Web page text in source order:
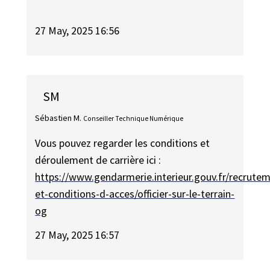
27 May, 2025 16:56
SM
Sébastien M. Conseiller Technique Numérique
Vous pouvez regarder les conditions et
déroulement de carrière ici :
https://www.gendarmerie.interieur.gouv.fr/
et-conditions-d-acces/officier-sur-le-terrain-
og
27 May, 2025 16:57